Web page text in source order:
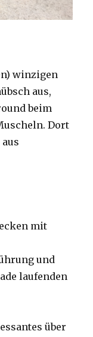
winzigen
aus,
beim
Dort
mit
und
laufenden
über